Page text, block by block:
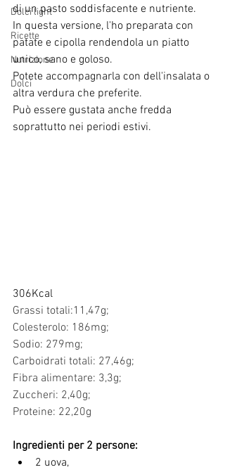
Dolci light
Ricette
Nutrizione
Dolci
di un pasto soddisfacente e nutriente.
In questa versione, l'ho preparata con
patate e cipolla rendendola un piatto
unico, sano e goloso.
Potete accompagnarla con dell'insalata o
altra verdura che preferite.
Può essere gustata anche fredda
soprattutto nei periodi estivi.
306Kcal
Grassi totali:11,47g;
Colesterolo: 186mg;
Sodio: 279mg;
Carboidrati totali: 27,46g;
Fibra alimentare: 3,3g;
Zuccheri: 2,40g;
Proteine: 22,20g
Ingredienti per 2 persone:
2 uova,